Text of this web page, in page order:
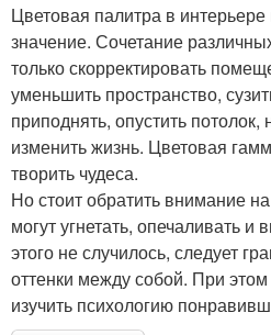
Цветовая палитра в
значение. Сочетание
только скорректировать
уменьшить пространство,
приподнять, опустить
изменить жизнь. Цветовая
творить чудеса.
Но стоит обратить внимание
могут угнетать, опечаливать
этого не случилось, следует
оттенки между собой. При
изучить психологию